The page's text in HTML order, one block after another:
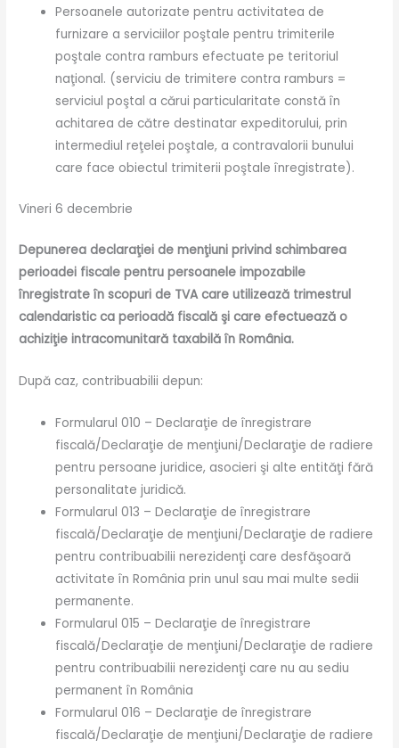
Persoanele autorizate pentru activitatea de
furnizare a serviciilor poştale pentru trimiterile
poştale contra ramburs efectuate pe teritoriul
naţional. (serviciu de trimitere contra ramburs =
serviciul poştal a cărui particularitate constă în
achitarea de către destinatar expeditorului, prin
intermediul reţelei poştale, a contravalorii bunului
care face obiectul trimiterii poştale înregistrate).
Vineri 6 decembrie
Depunerea declaraţiei de menţiuni privind schimbarea
perioadei fiscale pentru persoanele impozabile
înregistrate în scopuri de TVA care utilizează trimestrul
calendaristic ca perioadă fiscală şi care efectuează o
achiziţie intracomunitară taxabilă în România.
După caz, contribuabilii depun:
Formularul 010 – Declaraţie de înregistrare
fiscală/Declaraţie de menţiuni/Declaraţie de radiere
pentru persoane juridice, asocieri şi alte entităţi fără
personalitate juridică.
Formularul 013 – Declaraţie de înregistrare
fiscală/Declaraţie de menţiuni/Declaraţie de radiere
pentru contribuabilii nerezidenţi care desfăşoară
activitate în România prin unul sau mai multe sedii
permanente.
Formularul 015 – Declaraţie de înregistrare
fiscală/Declaraţie de menţiuni/Declaraţie de radiere
pentru contribuabilii nerezidenţi care nu au sediu
permanent în România
Formularul 016 – Declaraţie de înregistrare
fiscală/Declaraţie de menţiuni/Declaraţie de radiere